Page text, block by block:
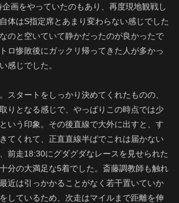
画をやっていたのもあり、再度現地観戦し
体はS指定席とあまり変わらない感じでした
のと空いていて静かだったのが良かったで
ロ惨敗後にガックリ帰ってきた人が多かっ
感じでした。
スタートをしっかり決めてくれたものの、
りとなる感じで、やっぱりこの時点では少
いう印象。その後直線で大外に出すと、す
てくれて、正直直線半ばでこれは届かない
前走18:30にグダグダなレースを見せられた
分の大満足な5着でした。斎藤調教師も触れ
近は引っかかることがなく若干置いていか
しているため、次走はマイルまで距離を伸